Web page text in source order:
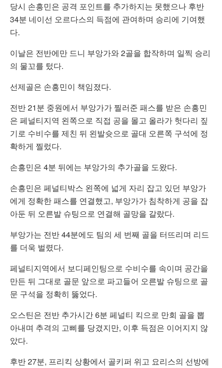
당시 손흥민은 공격 포인트를 추가하지는 못했으나 후반
34분 네이선 오르다스의 득점에 관여하며 승리에 기여했
다.
이날은 전반에만 드니 부앙가와 2골을 합작하며 일찍 승리
의 물꼬를 텄다.
선제골은 손흥민이 책임졌다.
전반 21분 중원에서 부앙가가 찔러준 패스를 받은 손흥민
은 페널티지역 왼쪽으로 직접 공을 몰고 올라가 헛다리 짚
기로 수비수를 제친 뒤 왼발슛으로 골대 오른쪽 구석에 정
확하게 찔렀다.
손흥민은 4분 뒤에는 부앙가의 추가골을 도왔다.
손흥민은 페널티박스 왼쪽에 넓게 자리 잡고 있던 부앙가
에게 정확한 패스를 연결했고, 부앙가가 침착하게 공을 잡
아둔 뒤 오른발 슈팅으로 연결해 골망을 갈랐다.
부앙가는 전반 44분에도 팀의 세 번째 골을 터뜨리며 리드
를 더욱 벌렸다.
페널티지역에서 보디페인팅으로 수비수를 속이며 공간을
만든 뒤 그대로 골문 앞으로 파고들어 오른발 슈팅으로 골
문 구석을 정확히 뚫었다.
오스틴은 전반 추가시간 6분 페널티 킥으로 만회 골을 뽑
아내며 추격의 고삐를 당겼지만, 이후 득점은 이어지지 않
았다.
후반 27분, 프리킥 상황에서 골키퍼 위고 요리스의 선방에